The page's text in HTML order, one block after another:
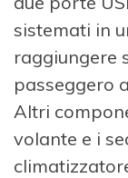
sistemati in
raggiungere
passeggero
Altri
volante e i